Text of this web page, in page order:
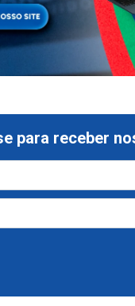
para receber